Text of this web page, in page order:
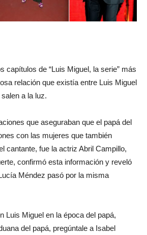
capítulos de “Luis Miguel, la serie” más
relación que existía entre Luis Miguel
a la luz.
que aseguraban que el papá del
con las mujeres que también
cantante, fue la actriz Abril Campillo,
confirmó esta información y reveló
Méndez pasó por la misma
Luis Miguel en la época del papá,
del papá, pregúntale a Isabel